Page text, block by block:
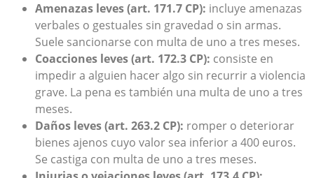
Amenazas leves (art. 171.7 CP): incluye amenazas
verbales o gestuales sin gravedad o sin armas.
Suele sancionarse con multa de uno a tres meses.
Coacciones leves (art. 172.3 CP): consiste en
impedir a alguien hacer algo sin recurrir a violencia
grave. La pena es también una multa de uno a tres
meses.
Daños leves (art. 263.2 CP): romper o deteriorar
bienes ajenos cuyo valor sea inferior a 400 euros.
Se castiga con multa de uno a tres meses.